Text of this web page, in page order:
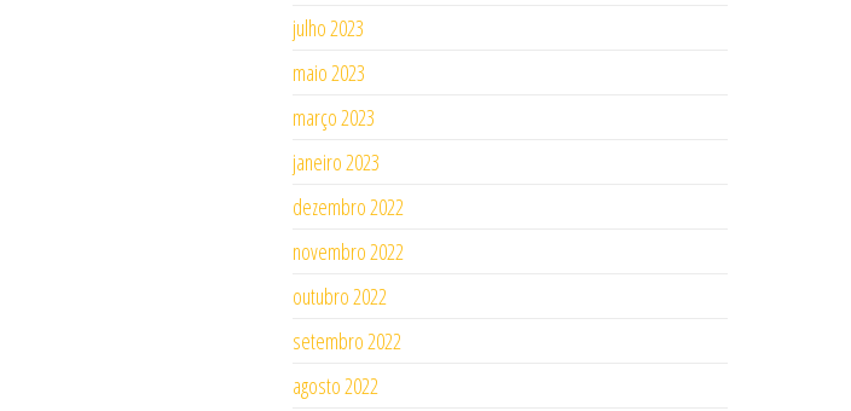
julho 2023
maio 2023
março 2023
janeiro 2023
dezembro 2022
novembro 2022
outubro 2022
setembro 2022
agosto 2022